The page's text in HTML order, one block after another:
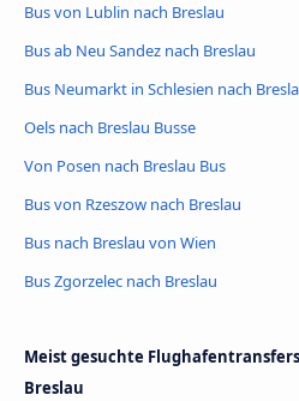
Bus von Lublin nach Breslau
Bus ab Neu Sandez nach Breslau
Bus Neumarkt in Schlesien nach
Oels nach Breslau Busse
Von Posen nach Breslau Bus
Bus von Rzeszow nach Breslau
Bus nach Breslau von Wien
Bus Zgorzelec nach Breslau
Meist gesuchte
Breslau